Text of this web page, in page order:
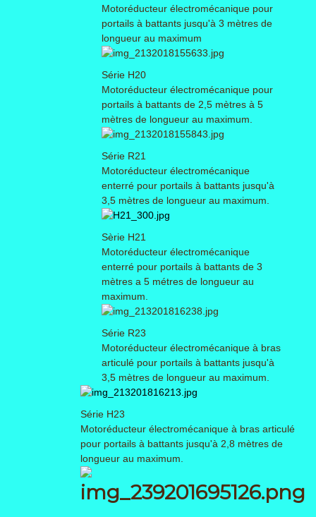
Motoréducteur électromécanique pour
portails à battants jusqu'à 3 mètres de
longueur au maximum
Série H20
Motoréducteur électromécanique pour
portails à battants de 2,5 mètres à 5
mètres de longueur au maximum.
Série R21
Motoréducteur électromécanique
enterré pour portails à battants jusqu'à
3,5 mètres de longueur au maximum.
Sèrie H21
Motoréducteur électromécanique
enterré pour portails à battants de 3
mètres a 5 métres de longueur au
maximum.
Série R23
Motoréducteur électromécanique à bras
articulé pour portails à battants jusqu'à
3,5 mètres de longueur au maximum.
Série H23
Motoréducteur électromécanique à bras articulé
pour portails à battants jusqu'à 2,8 mètres de
longueur au maximum.